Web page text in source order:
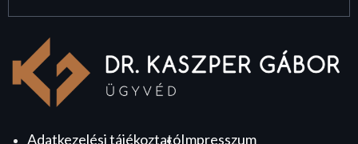
Adatkezelési tájékoztatóImpresszum